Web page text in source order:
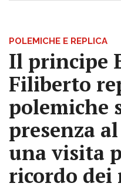
POLEMICHE E REPLICA
Il principe
Filiberto
polemiche
presenza
una visita
ricordo dei